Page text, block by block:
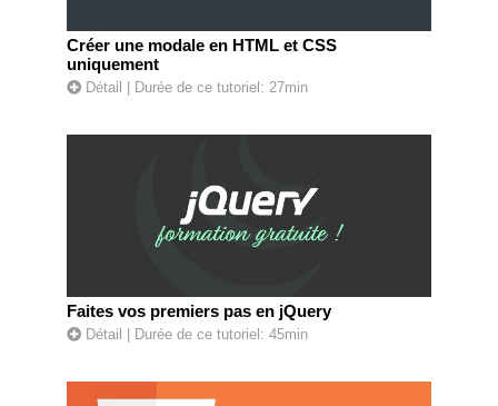
Créer une modale en HTML et CSS
uniquement
Détail | Durée de ce tutoriel: 27min
Faites vos premiers pas en jQuery
Détail | Durée de ce tutoriel: 45min